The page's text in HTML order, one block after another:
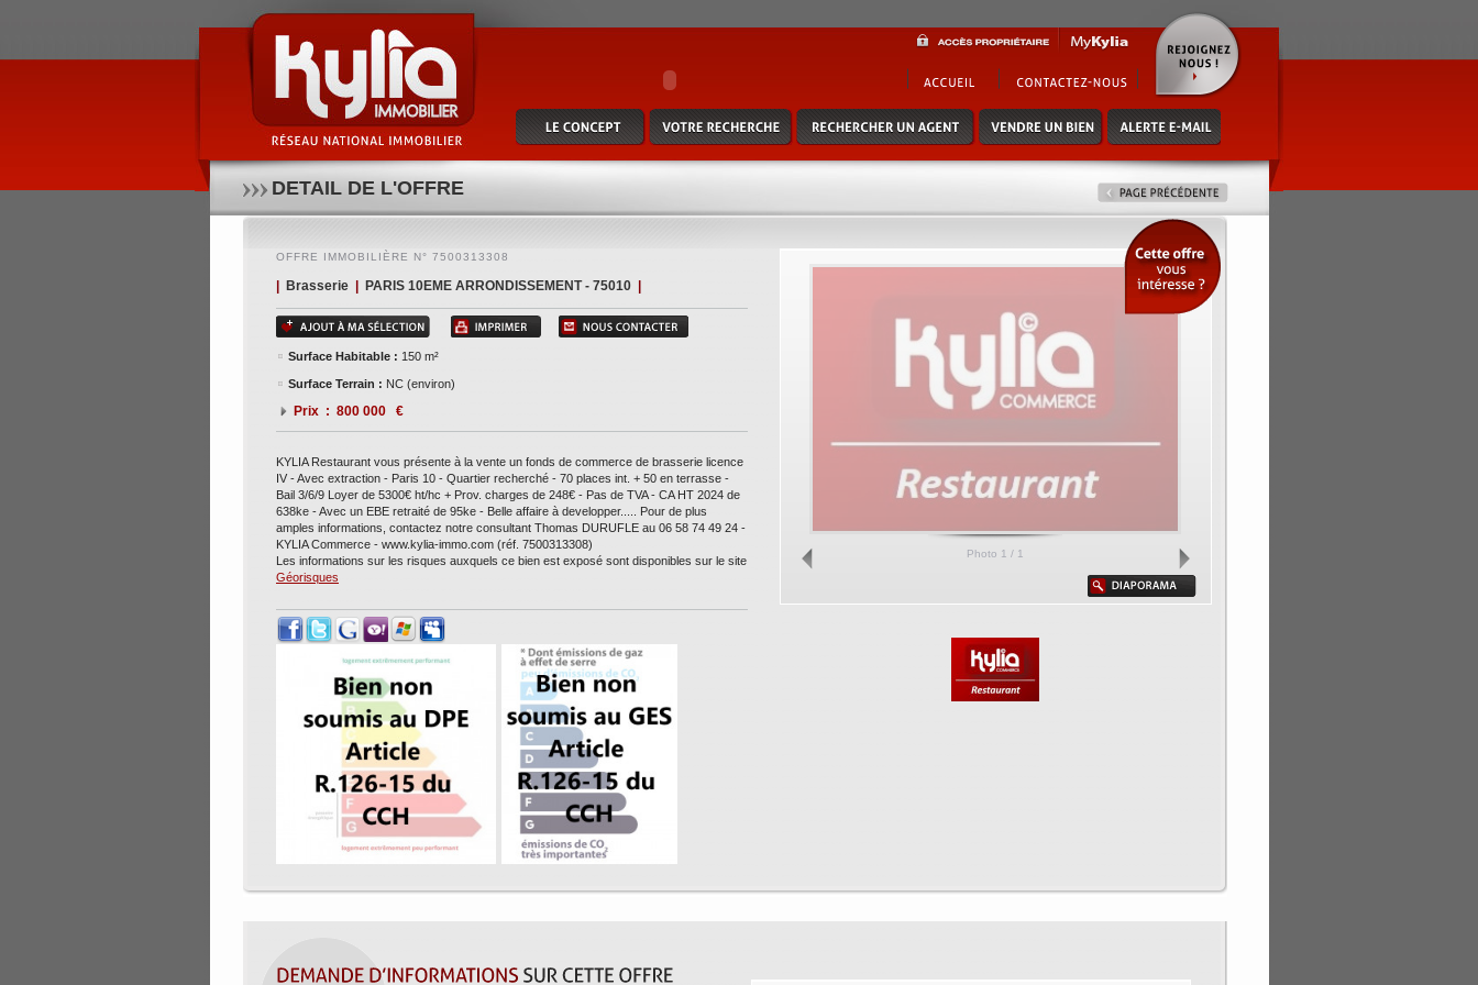
Kylia restaurant vous présente à la vente un fonds de commerce de brasserie licence iv - avec extraction - paris 10 - quartier recherché - 70 places int. + 50 en terrasse - bail
3/6/9 loyer de 5300€ ht/hc + prov. charges de 248€ - pas de tva - ca ht 2024 de 638ke - avec un ebe retraité de 95ke - belle affaire à developper..... pour de plus amples
informations, contactez notre consultant thomas durufle au 06 58 74 49 24 - kylia commerce - www.kylia-immo.com (réf. 7500313308)
DETAIL DE L'OFFRE
OFFRE IMMOBILIÈRE N° 7500313308
Brasserie PARIS 10EME ARRONDISSEMENT - 75010
Surface Habitable : 150 m²
Surface Terrain : NC (environ)
Prix : 800 000 €
KYLIA Restaurant vous présente à la vente un fonds de commerce de brasserie licence
IV - Avec extraction - Paris 10 - Quartier recherché - 70 places int. + 50 en terrasse -
Bail 3/6/9 Loyer de 5300€ ht/hc + Prov. charges de 248€ - Pas de TVA - CA HT 2024 de
638ke - Avec un EBE retraité de 95ke - Belle affaire à developper..... Pour de plus
amples informations, contactez notre consultant Thomas DURUFLE au 06 58 74 49 24 -
KYLIA Commerce - www.kylia-immo.com (réf. 7500313308)
Les informations sur les risques auxquels ce bien est exposé sont disponibles sur le site
Géorisques
Photo 1 / 1